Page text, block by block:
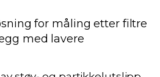
for måling etter filtre
med lavere